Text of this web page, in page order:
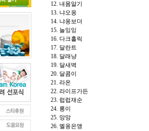
12. 내몸알기
13. 냐오옹
14. 냐옹보더
15. 늘잉잉
16. 다크홀릭
17. 달란트
18. 달래냥
19. 달새벽
20. 달콤이
21. 라온
22. 라이프가든
23. 럽럽재순
24. 롱이
25. 망망
26. 멜옹은앵